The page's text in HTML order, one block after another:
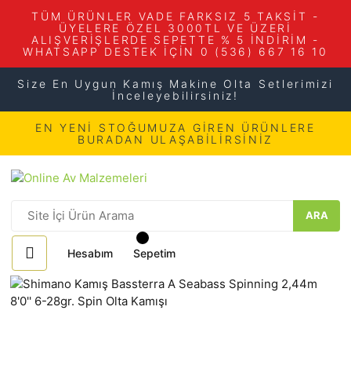
TÜM ÜRÜNLER VADE FARKSIZ 5 TAKSİT -
ÜYELERE ÖZEL 3000TL VE ÜZERİ
ALIŞVERİŞLERDE SEPETTE % 5 İNDİRİM -
WHATSAPP DESTEK İÇİN 0 (536) 667 16 10
Size En Uygun Kamış Makine Olta Setlerimizi
İnceleyebilirsiniz!
EN YENİ STOĞUMUZA GİREN ÜRÜNLERE
BURADAN ULAŞABİLİRSİNİZ
ARA
Hesabım Sepetim